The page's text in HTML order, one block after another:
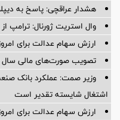
هشدار عراقچی: پاسخ به
وال استریت ژورنال: ترامپ
ارزش سهام عدالت برای امروز شنبه ۳ مرداد
تصویب صورت‌های مالی سال ۱۴۰۴ بانک صادرات ایران در مجمع عمومی
وزیر صمت: عملکرد بانک
اشتغال شایسته تقدیر است
ارزش سهام عدالت برای امروز یکشنبه ۴